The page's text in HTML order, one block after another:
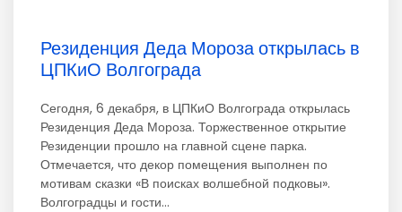
Резиденция Деда Мороза открылась в
ЦПКиО Волгограда
Сегодня, 6 декабря, в ЦПКиО Волгограда открылась
Резиденция Деда Мороза. Торжественное открытие
Резиденции прошло на главной сцене парка.
Отмечается, что декор помещения выполнен по
мотивам сказки «В поисках волшебной подковы».
Волгоградцы и гости...